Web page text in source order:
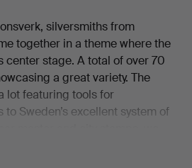
silversmiths from
together in a theme where the
stage. A total of over 70
a great variety. The
lot featuring tools for
Sweden’s excellent system of
by whom, and where the